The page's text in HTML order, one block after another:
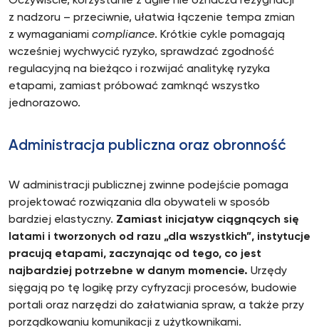
z nadzoru – przeciwnie, ułatwia łączenie tempa zmian
z wymaganiami compliance. Krótkie cykle pomagają
wcześniej wychwycić ryzyko, sprawdzać zgodność
regulacyjną na bieżąco i rozwijać analitykę ryzyka
etapami, zamiast próbować zamknąć wszystko
jednorazowo.
Administracja publiczna oraz obronność
W administracji publicznej zwinne podejście pomaga
projektować rozwiązania dla obywateli w sposób
bardziej elastyczny. Zamiast inicjatyw ciągnących się
latami i tworzonych od razu „dla wszystkich”, instytucje
pracują etapami, zaczynając od tego, co jest
najbardziej potrzebne w danym momencie. Urzędy
sięgają po tę logikę przy cyfryzacji procesów, budowie
portali oraz narzędzi do załatwiania spraw, a także przy
porządkowaniu komunikacji z użytkownikami.